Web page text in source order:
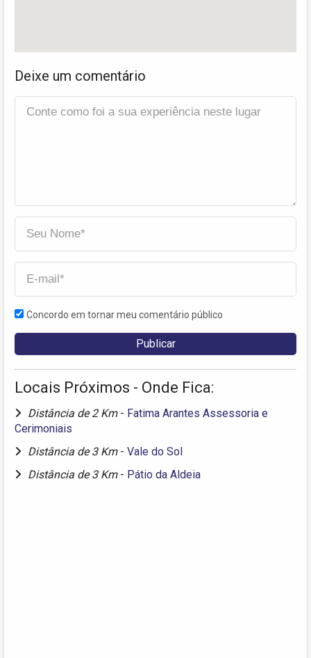
Deixe um comentário
Concordo em tornar meu comentário público
Locais Próximos - Onde Fica:
Distância de 2 Km - Fatima Arantes Assessoria e
Cerimoniais
Distância de 3 Km - Vale do Sol
Distância de 3 Km - Pátio da Aldeia